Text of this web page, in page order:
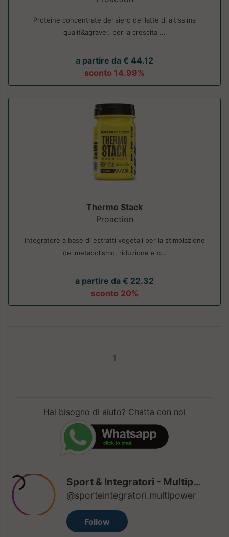
Proteine concentrate del siero del latte di altissima
qualit&agrave;, per la crescita ...
a partire da € 44.12
sconto 14.99%
Thermo Stack
Proaction
Integratore a base di estratti vegetali per la stimolazione
del metabolismo, riduzione e c...
a partire da € 22.32
sconto 20%
1
Hai bisogno di aiuto? Chatta con noi